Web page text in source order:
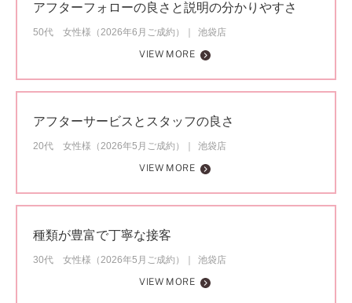
アフターフォローの良さと説明の分かりやすさ
50代 女性様（2026年6月ご成約）
池袋店
VIEW MORE
アフターサービスとスタッフの良さ
20代 女性様（2026年5月ご成約）
池袋店
VIEW MORE
種類が豊富で丁寧な接客
30代 女性様（2026年5月ご成約）
池袋店
VIEW MORE